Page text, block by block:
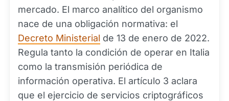
mercado. El marco analítico del organismo
nace de una obligación normativa: el
Decreto Ministerial de 13 de enero de 2022.
Regula tanto la condición de operar en Italia
como la transmisión periódica de
información operativa. El artículo 3 aclara
que el ejercicio de servicios criptográficos